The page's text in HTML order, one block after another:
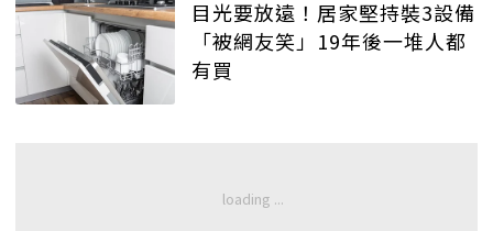
目光要放遠！居家堅持裝3設備
「被網友笑」19年後一堆人都
有買